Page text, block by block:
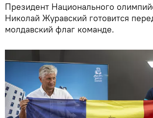
Президент Национального
Николай Журавский готовится
молдавский флаг команде.